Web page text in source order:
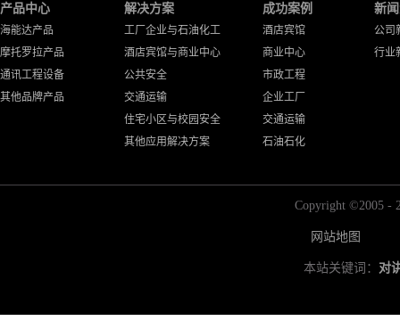
产品中心
海能达产品
摩托罗拉产品
通讯工程设备
其他品牌产品
解决方案
工厂企业与石油化工
酒店宾馆与商业中心
公共安全
交通运输
住宅小区与校园安全
其他应用解决方案
成功案例
酒店宾馆
商业中心
市政工程
企业工厂
交通运输
石油石化
新
公司
行业
Copyright ©2005 -
网站地图
本站关键词： 对